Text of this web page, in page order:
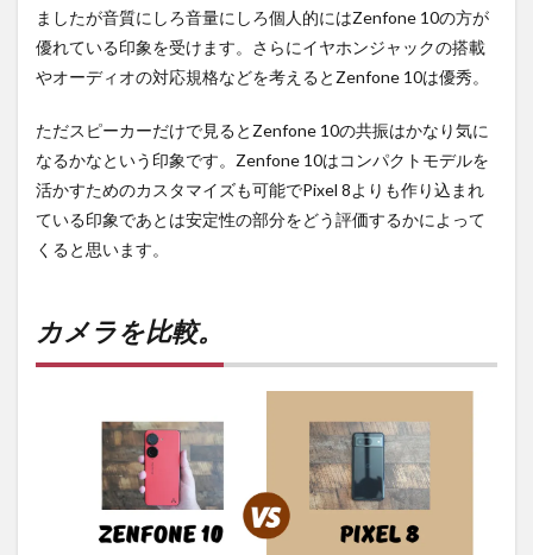
ましたが音質にしろ音量にしろ個人的にはZenfone 10の方が
優れている印象を受けます。さらにイヤホンジャックの搭載
やオーディオの対応規格などを考えるとZenfone 10は優秀。
ただスピーカーだけで見るとZenfone 10の共振はかなり気に
なるかなという印象です。Zenfone 10はコンパクトモデルを
活かすためのカスタマイズも可能でPixel 8よりも作り込まれ
ている印象であとは安定性の部分をどう評価するかによって
くると思います。
カメラを比較。